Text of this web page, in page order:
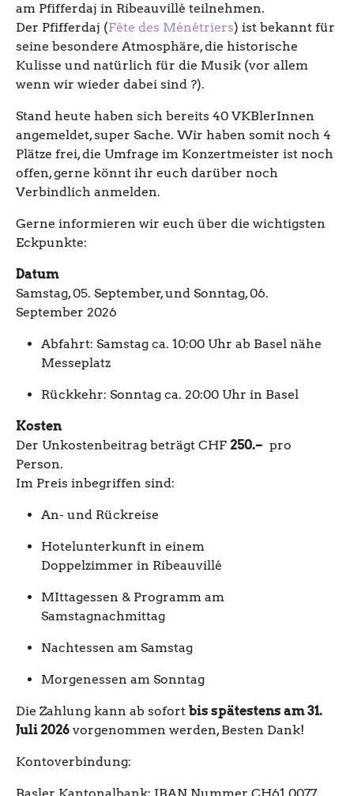
am Pfifferdaj in Ribeauvillé teilnehmen.
Der Pfifferdaj (Fête des Ménétriers) ist bekannt für
seine besondere Atmosphäre, die historische
Kulisse und natürlich für die Musik (vor allem
wenn wir wieder dabei sind ?).
Stand heute haben sich bereits 40 VKBlerInnen
angemeldet, super Sache. Wir haben somit noch 4
Plätze frei, die Umfrage im Konzertmeister ist noch
offen, gerne könnt ihr euch darüber noch
Verbindlich anmelden.
Gerne informieren wir euch über die wichtigsten
Eckpunkte:
Datum
Samstag, 05. September, und Sonntag, 06.
September 2026
Abfahrt: Samstag ca. 10:00 Uhr ab Basel nähe
Messeplatz
Rückkehr: Sonntag ca. 20:00 Uhr in Basel
Kosten
Der Unkostenbeitrag beträgt CHF 250.– pro
Person.
Im Preis inbegriffen sind:
An- und Rückreise
Hotelunterkunft in einem
Doppelzimmer in Ribeauvillé
MIttagessen & Programm am
Samstagnachmittag
Nachtessen am Samstag
Morgenessen am Sonntag
Die Zahlung kann ab sofort bis spätestens am 31.
Juli 2026 vorgenommen werden, Besten Dank!
Kontoverbindung: